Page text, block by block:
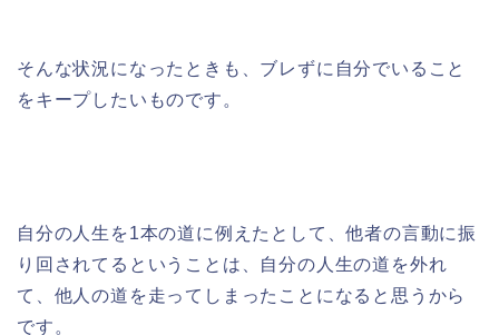
そんな状況になったときも、ブレずに自分でいること
をキープしたいものです。
自分の人生を1本の道に例えたとして、他者の言動に振
り回されてるということは、自分の人生の道を外れ
て、他人の道を走ってしまったことになると思うから
です。